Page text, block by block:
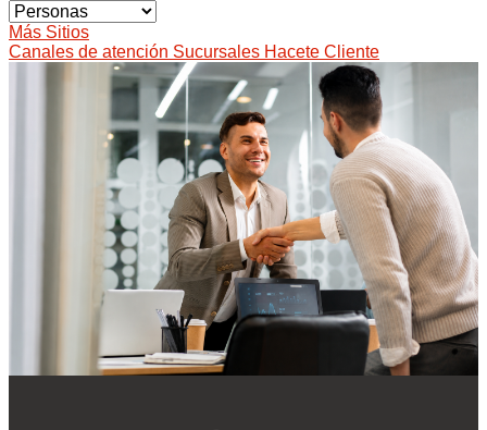
Más Sitios
Canales de atención Sucursales Hacete Cliente